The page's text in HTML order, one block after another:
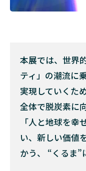
本展では、世界
ティ」の潮流に
実現していくた
全体で脱炭素に
「人と地球を
い、新しい価値
かう、 “くるま”